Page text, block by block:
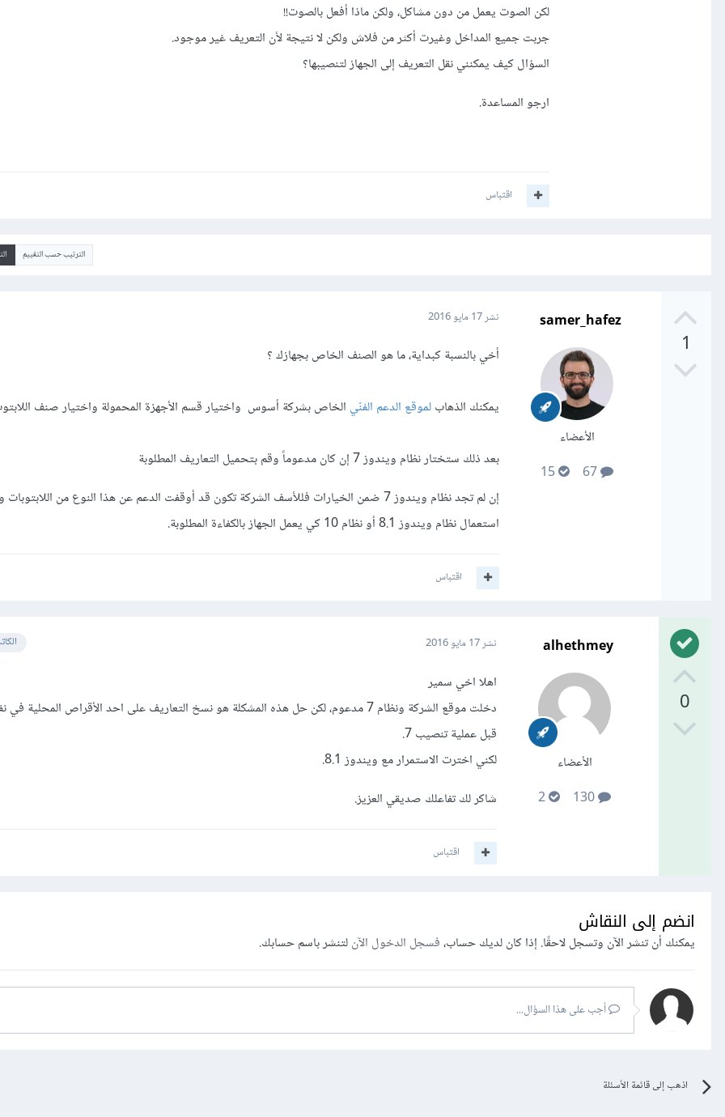
لكن الصوت يعمل من دون مشاكل، ولكن ماذا أفعل بالصوت!!
جربت جميع المداخل وغيرت أكثر من فلاش ولكن لا نتيجة لأن التعريف غير موجود.
السؤال كيف يمكنني نقل التعريف إلى الجهاز لتنصيبها؟
ارجو المساعدة.
اقتباس
الترتيب حسب التقييم
1
samer_hafez
الأعضاء
نشر17 مايو 2016
أخي بالنسبة كبداية، ما هو الصنف الخاص بجهازك ؟
يمكنك الذهابلموقع الدعم الفنّي الخاص بشركة أسوس واختيار قسم الأجهزة المحمولة واختيار صنف
بعد ذلك ستختار نظام ويندوز 7 إن كان مدعوماً وقم بتحميل التعاريف المطلوبة
إن لم تجد نظام ويندوز 7 ضمن الخيارات فللأسف الشركة تكون قد أوقفت الدعم عن هذا النوع من
استعمال نظام ويندوز 8.1 أو نظام 10 كي يعمل الجهاز بالكفاءة المطلوبة.
اقتباس
0
alhethmey
الأعضاء
نشر17 مايو 2016
اهلا اخي سمير
دخلت موقع الشركة ونظام 7 مدعوم، لكن حل هذه المشكلة هو نسخ التعاريف على احد الأقراص المحلية
قبل عملية تنصيب 7.
لكني اخترت الاستمرار مع ويندوز 8.1.
شاكر لك تفاعلك صديقي العزيز.
اقتباس
انضم إلى النقاش
يمكنك أن تنشر الآن وتسجل لاحقًا. إذا كان لديك حساب،فسجل الدخول الآنلتنشر باسم حسابك.
أجب على هذا السؤال...
اذهب إلى قائمة الأسئلة